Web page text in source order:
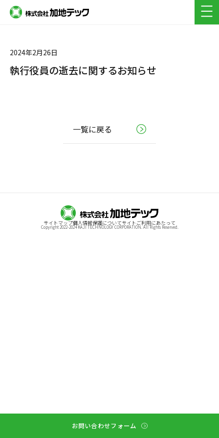
採用フロー(新卒)
2024年2月26日
執行役員の逝去に関するお知らせ
一覧に戻る
お問い合わせフォーム
サイトマップ個人情報保護についてサイトご利用にあたって
Copyright 2022-2024 KAJI TECHNOLOGY CORPORATION. All Rights Reserved.